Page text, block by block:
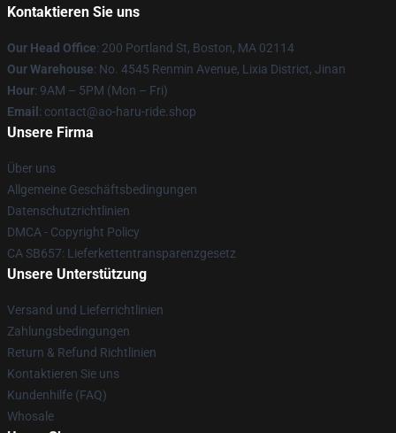
Kontaktieren Sie uns
Our Head Office: 200 Portland St, Boston, MA 02114
Our Warehouse: No. 4545 Renmin Avenue, Lixia District, Jinan
Hour: 9AM – 5PM (Mon – Fri)
Email : contact@ao-haru-ride.shop
Unsere Firma
Über uns
Allgemeine Geschäftsbedingungen
Datenschutzrichtlinien
DMCA - Copyright Policy
CA SB657: Lieferkettentransparenzgesetz
Unsere Unterstützung
Versand und Lieferrichtlinien
Zahlungsbedingungen
Return & Refund Richtlinien
Kontaktieren Sie uns
Kundenhilfe (FAQ)
Whosale